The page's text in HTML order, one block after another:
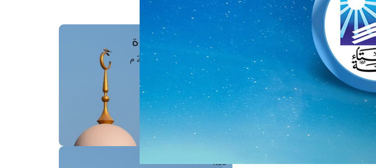
الفتوى الهاتفية
مَواقِيتُ الصَّـــلاة
القاهرة · 07 أغسطس 2026 م
4 :41
الشروق
6 :17
4:38